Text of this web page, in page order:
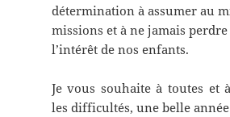
détermination à assumer au
missions et à ne jamais
l’intérêt de nos enfants.
Je vous souhaite à toutes et
les difficultés, une belle année